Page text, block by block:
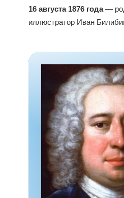
16 августа 1876 года—
иллюстратор Иван